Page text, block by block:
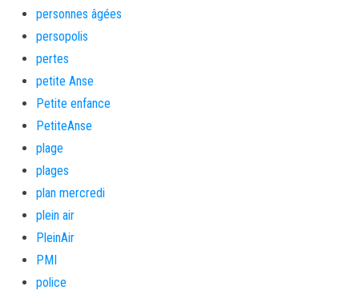
personnes âgées
persopolis
pertes
petite Anse
Petite enfance
PetiteAnse
plage
plages
plan mercredi
plein air
PleinAir
PMI
police